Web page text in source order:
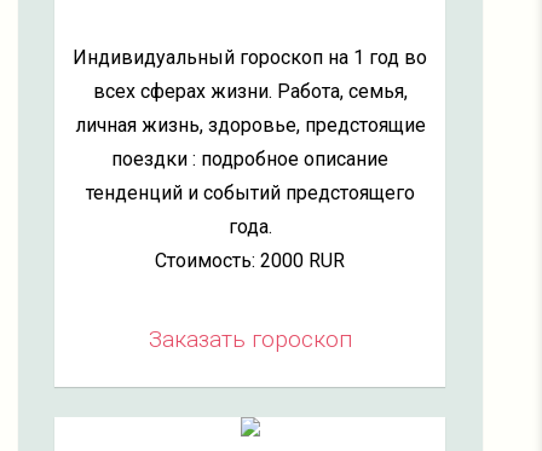
Индивидуальный гороскоп на 1 год во
всех сферах жизни. Работа, семья,
личная жизнь, здоровье, предстоящие
поездки : подробное описание
тенденций и событий предстоящего
года.
Стоимость: 2000 RUR
Заказать гороскоп